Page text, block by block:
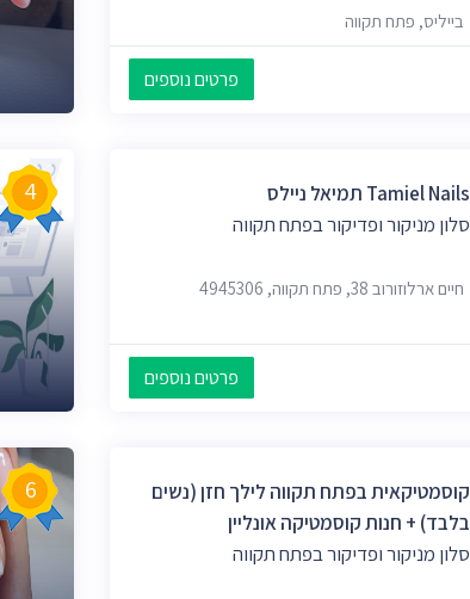
בייליס, פתח תקווה
פרטים נוספים
Tamiel Nails תמיאל ניילס
סלון מניקור ופדיקור בפתח תקווה
חיים ארלוזורוב 38, פתח תקווה, 4945306
פרטים נוספים
4
קוסמטיקאית בפתח תקווה לילך חזן (נשים
בלבד) + חנות קוסמטיקה אונליין
סלון מניקור ופדיקור בפתח תקווה
6